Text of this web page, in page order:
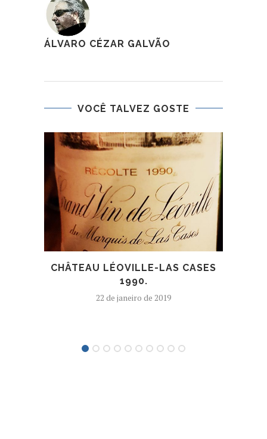
ÁLVARO CÉZAR GALVÃO
VOCÊ TALVEZ GOSTE
CHÂTEAU LÉOVILLE-LAS CASES
1990.
22 de janeiro de 2019